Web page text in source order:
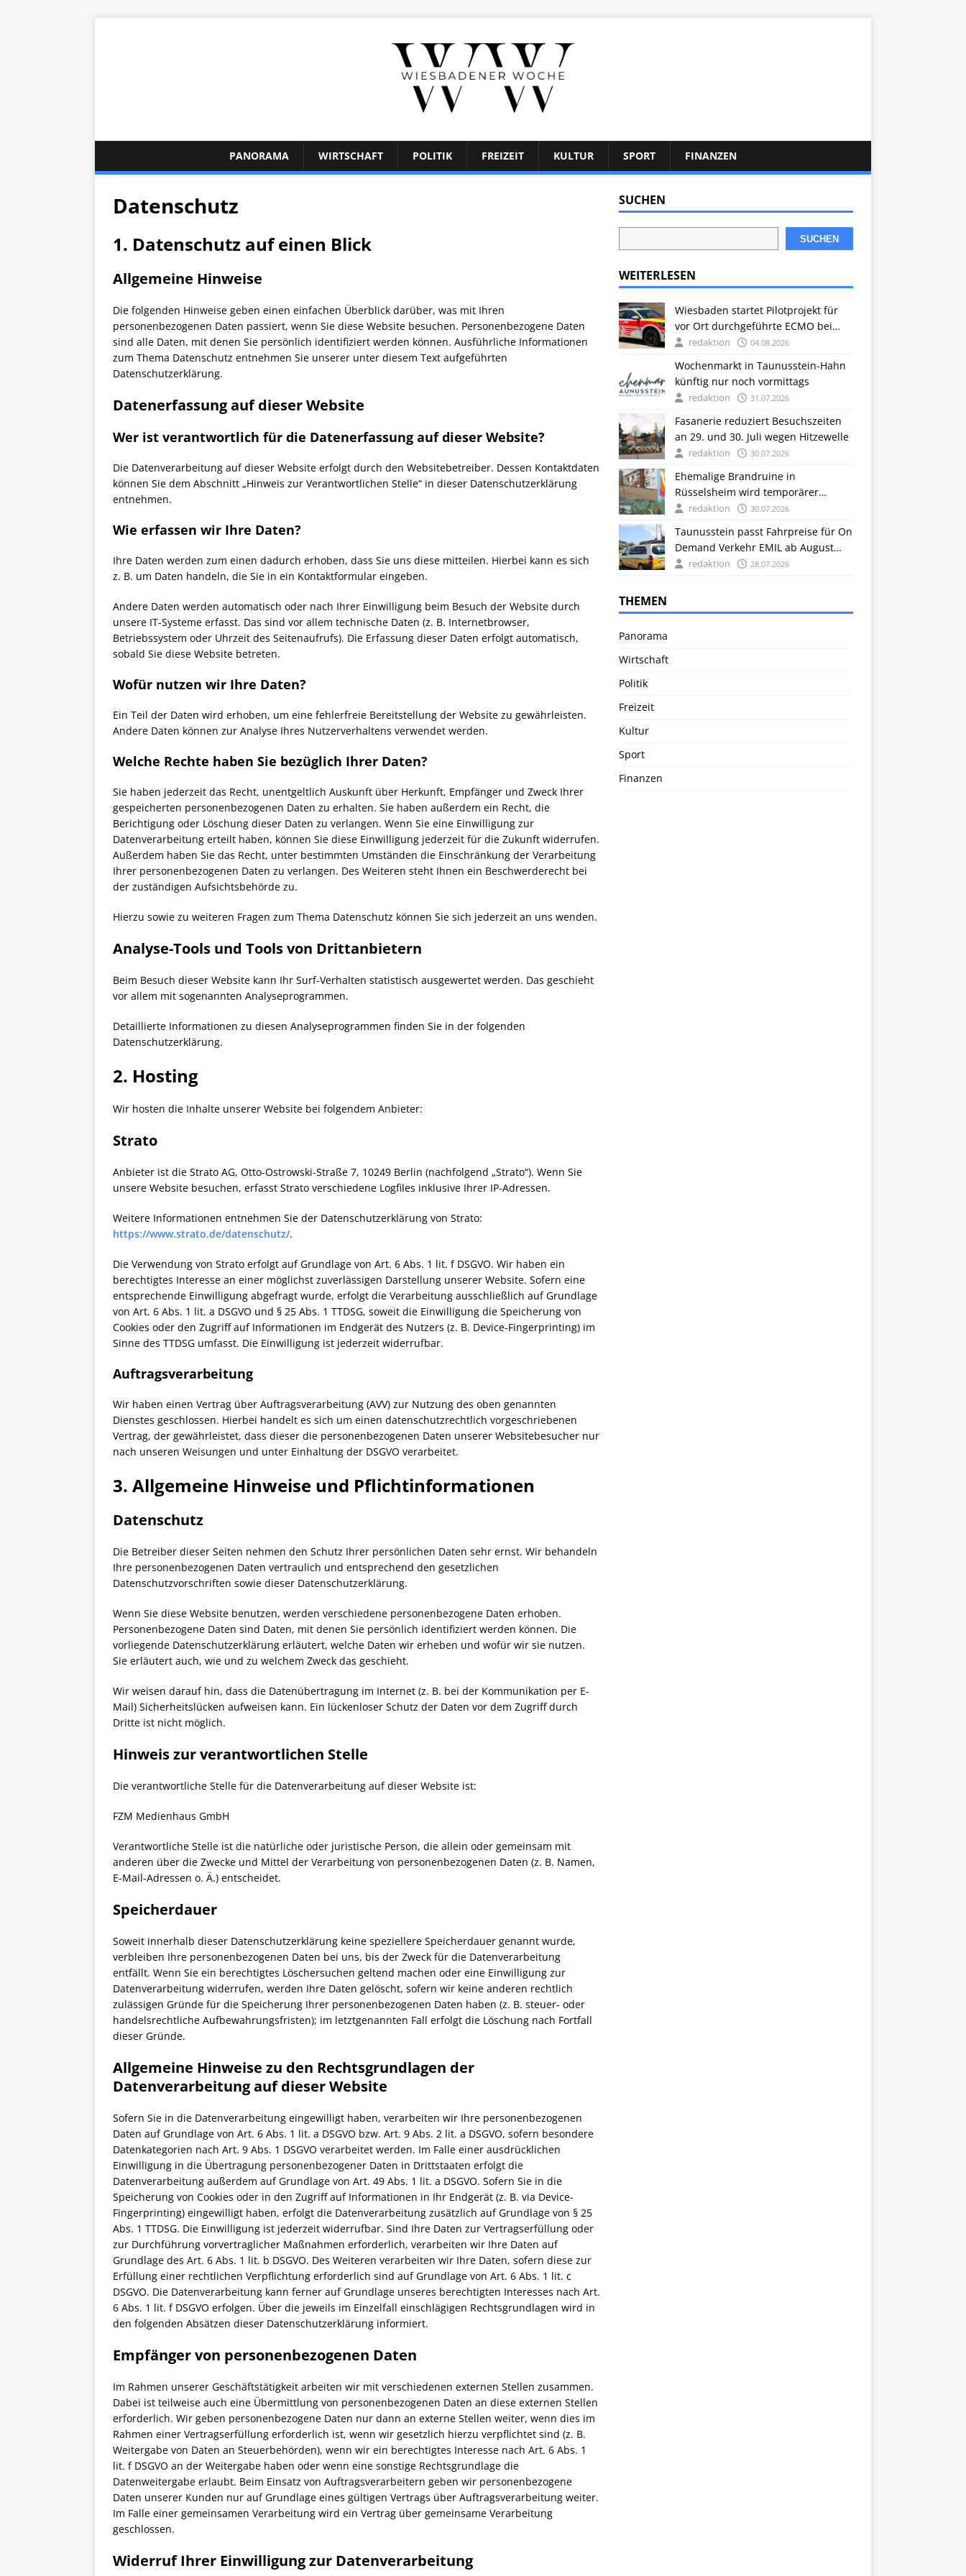
PANORAMA WIRTSCHAFT POLITIK FREIZEIT KULTUR SPORT FINANZEN
Datenschutz
1. Datenschutz auf einen Blick
Allgemeine Hinweise
Die folgenden Hinweise geben einen einfachen Überblick darüber, was mit Ihren
personenbezogenen Daten passiert, wenn Sie diese Website besuchen. Personenbezogene Daten
sind alle Daten, mit denen Sie persönlich identifiziert werden können. Ausführliche Informationen
zum Thema Datenschutz entnehmen Sie unserer unter diesem Text aufgeführten
Datenschutzerklärung.
Datenerfassung auf dieser Website
Wer ist verantwortlich für die Datenerfassung auf dieser Website?
Die Datenverarbeitung auf dieser Website erfolgt durch den Websitebetreiber. Dessen Kontaktdaten
können Sie dem Abschnitt „Hinweis zur Verantwortlichen Stelle“ in dieser Datenschutzerklärung
entnehmen.
Wie erfassen wir Ihre Daten?
Ihre Daten werden zum einen dadurch erhoben, dass Sie uns diese mitteilen. Hierbei kann es sich
z. B. um Daten handeln, die Sie in ein Kontaktformular eingeben.
Andere Daten werden automatisch oder nach Ihrer Einwilligung beim Besuch der Website durch
unsere IT-Systeme erfasst. Das sind vor allem technische Daten (z. B. Internetbrowser,
Betriebssystem oder Uhrzeit des Seitenaufrufs). Die Erfassung dieser Daten erfolgt automatisch,
sobald Sie diese Website betreten.
Wofür nutzen wir Ihre Daten?
Ein Teil der Daten wird erhoben, um eine fehlerfreie Bereitstellung der Website zu gewährleisten.
Andere Daten können zur Analyse Ihres Nutzerverhaltens verwendet werden.
Welche Rechte haben Sie bezüglich Ihrer Daten?
Sie haben jederzeit das Recht, unentgeltlich Auskunft über Herkunft, Empfänger und Zweck Ihrer
gespeicherten personenbezogenen Daten zu erhalten. Sie haben außerdem ein Recht, die
Berichtigung oder Löschung dieser Daten zu verlangen. Wenn Sie eine Einwilligung zur
Datenverarbeitung erteilt haben, können Sie diese Einwilligung jederzeit für die Zukunft widerrufen.
Außerdem haben Sie das Recht, unter bestimmten Umständen die Einschränkung der Verarbeitung
Ihrer personenbezogenen Daten zu verlangen. Des Weiteren steht Ihnen ein Beschwerderecht bei
der zuständigen Aufsichtsbehörde zu.
Hierzu sowie zu weiteren Fragen zum Thema Datenschutz können Sie sich jederzeit an uns wenden.
Analyse-Tools und Tools von Dritt­anbietern
Beim Besuch dieser Website kann Ihr Surf-Verhalten statistisch ausgewertet werden. Das geschieht
vor allem mit sogenannten Analyseprogrammen.
Detaillierte Informationen zu diesen Analyseprogrammen finden Sie in der folgenden
Datenschutzerklärung.
2. Hosting
Wir hosten die Inhalte unserer Website bei folgendem Anbieter:
Strato
Anbieter ist die Strato AG, Otto-Ostrowski-Straße 7, 10249 Berlin (nachfolgend „Strato“). Wenn Sie
unsere Website besuchen, erfasst Strato verschiedene Logfiles inklusive Ihrer IP-Adressen.
Weitere Informationen entnehmen Sie der Datenschutzerklärung von Strato:
https://www.strato.de/datenschutz/.
Die Verwendung von Strato erfolgt auf Grundlage von Art. 6 Abs. 1 lit. f DSGVO. Wir haben ein
berechtigtes Interesse an einer möglichst zuverlässigen Darstellung unserer Website. Sofern eine
entsprechende Einwilligung abgefragt wurde, erfolgt die Verarbeitung ausschließlich auf Grundlage
von Art. 6 Abs. 1 lit. a DSGVO und § 25 Abs. 1 TTDSG, soweit die Einwilligung die Speicherung von
Cookies oder den Zugriff auf Informationen im Endgerät des Nutzers (z. B. Device-Fingerprinting) im
Sinne des TTDSG umfasst. Die Einwilligung ist jederzeit widerrufbar.
Auftragsverarbeitung
Wir haben einen Vertrag über Auftragsverarbeitung (AVV) zur Nutzung des oben genannten
Dienstes geschlossen. Hierbei handelt es sich um einen datenschutzrechtlich vorgeschriebenen
Vertrag, der gewährleistet, dass dieser die personenbezogenen Daten unserer Websitebesucher nur
nach unseren Weisungen und unter Einhaltung der DSGVO verarbeitet.
3. Allgemeine Hinweise und Pflicht­informationen
Datenschutz
Die Betreiber dieser Seiten nehmen den Schutz Ihrer persönlichen Daten sehr ernst. Wir behandeln
Ihre personenbezogenen Daten vertraulich und entsprechend den gesetzlichen
Datenschutzvorschriften sowie dieser Datenschutzerklärung.
Wenn Sie diese Website benutzen, werden verschiedene personenbezogene Daten erhoben.
Personenbezogene Daten sind Daten, mit denen Sie persönlich identifiziert werden können. Die
vorliegende Datenschutzerklärung erläutert, welche Daten wir erheben und wofür wir sie nutzen.
Sie erläutert auch, wie und zu welchem Zweck das geschieht.
Wir weisen darauf hin, dass die Datenübertragung im Internet (z. B. bei der Kommunikation per E-
Mail) Sicherheitslücken aufweisen kann. Ein lückenloser Schutz der Daten vor dem Zugriff durch
Dritte ist nicht möglich.
Hinweis zur verantwortlichen Stelle
Die verantwortliche Stelle für die Datenverarbeitung auf dieser Website ist:
FZM Medienhaus GmbH
Verantwortliche Stelle ist die natürliche oder juristische Person, die allein oder gemeinsam mit
anderen über die Zwecke und Mittel der Verarbeitung von personenbezogenen Daten (z. B. Namen,
E-Mail-Adressen o. Ä.) entscheidet.
Speicherdauer
Soweit innerhalb dieser Datenschutzerklärung keine speziellere Speicherdauer genannt wurde,
verbleiben Ihre personenbezogenen Daten bei uns, bis der Zweck für die Datenverarbeitung
entfällt. Wenn Sie ein berechtigtes Löschersuchen geltend machen oder eine Einwilligung zur
Datenverarbeitung widerrufen, werden Ihre Daten gelöscht, sofern wir keine anderen rechtlich
zulässigen Gründe für die Speicherung Ihrer personenbezogenen Daten haben (z. B. steuer- oder
handelsrechtliche Aufbewahrungsfristen); im letztgenannten Fall erfolgt die Löschung nach Fortfall
dieser Gründe.
Allgemeine Hinweise zu den Rechtsgrundlagen der
Datenverarbeitung auf dieser Website
Sofern Sie in die Datenverarbeitung eingewilligt haben, verarbeiten wir Ihre personenbezogenen
Daten auf Grundlage von Art. 6 Abs. 1 lit. a DSGVO bzw. Art. 9 Abs. 2 lit. a DSGVO, sofern besondere
Datenkategorien nach Art. 9 Abs. 1 DSGVO verarbeitet werden. Im Falle einer ausdrücklichen
Einwilligung in die Übertragung personenbezogener Daten in Drittstaaten erfolgt die
Datenverarbeitung außerdem auf Grundlage von Art. 49 Abs. 1 lit. a DSGVO. Sofern Sie in die
Speicherung von Cookies oder in den Zugriff auf Informationen in Ihr Endgerät (z. B. via Device-
Fingerprinting) eingewilligt haben, erfolgt die Datenverarbeitung zusätzlich auf Grundlage von § 25
Abs. 1 TTDSG. Die Einwilligung ist jederzeit widerrufbar. Sind Ihre Daten zur Vertragserfüllung oder
zur Durchführung vorvertraglicher Maßnahmen erforderlich, verarbeiten wir Ihre Daten auf
Grundlage des Art. 6 Abs. 1 lit. b DSGVO. Des Weiteren verarbeiten wir Ihre Daten, sofern diese zur
Erfüllung einer rechtlichen Verpflichtung erforderlich sind auf Grundlage von Art. 6 Abs. 1 lit. c
DSGVO. Die Datenverarbeitung kann ferner auf Grundlage unseres berechtigten Interesses nach Art.
6 Abs. 1 lit. f DSGVO erfolgen. Über die jeweils im Einzelfall einschlägigen Rechtsgrundlagen wird in
den folgenden Absätzen dieser Datenschutzerklärung informiert.
Empfänger von personenbezogenen Daten
Im Rahmen unserer Geschäftstätigkeit arbeiten wir mit verschiedenen externen Stellen zusammen.
Dabei ist teilweise auch eine Übermittlung von personenbezogenen Daten an diese externen Stellen
erforderlich. Wir geben personenbezogene Daten nur dann an externe Stellen weiter, wenn dies im
Rahmen einer Vertragserfüllung erforderlich ist, wenn wir gesetzlich hierzu verpflichtet sind (z. B.
Weitergabe von Daten an Steuerbehörden), wenn wir ein berechtigtes Interesse nach Art. 6 Abs. 1
lit. f DSGVO an der Weitergabe haben oder wenn eine sonstige Rechtsgrundlage die
Datenweitergabe erlaubt. Beim Einsatz von Auftragsverarbeitern geben wir personenbezogene
Daten unserer Kunden nur auf Grundlage eines gültigen Vertrags über Auftragsverarbeitung weiter.
Im Falle einer gemeinsamen Verarbeitung wird ein Vertrag über gemeinsame Verarbeitung
geschlossen.
Widerruf Ihrer Einwilligung zur Datenverarbeitung
SUCHEN
SUCHEN
WEITERLESEN
Wiesbaden startet Pilotprojekt für
vor Ort durchgeführte ECMO bei
Herz-Kreislauf-Stillstand
redaktion 04.08.2026
Wochenmarkt in Taunusstein-Hahn
künftig nur noch vormittags
redaktion 31.07.2026
Fasanerie reduziert Besuchszeiten
an 29. und 30. Juli wegen Hitzewelle
redaktion 30.07.2026
Ehemalige Brandruine in
Rüsselsheim wird temporärer
Treffpunkt mit Graffiti und
Begrünung
redaktion 30.07.2026
Taunusstein passt Fahrpreise für On
Demand Verkehr EMIL ab August
2026 an
redaktion 28.07.2026
THEMEN
Panorama
Wirtschaft
Politik
Freizeit
Kultur
Sport
Finanzen